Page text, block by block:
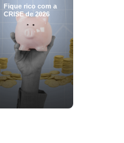
Fique rico com a
CRISE de 2026